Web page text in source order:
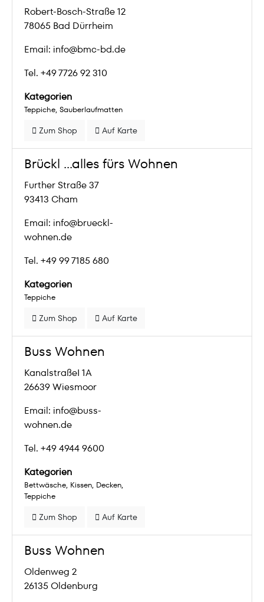
Robert-Bosch-Straße 12
78065 Bad Dürrheim
Email: info@bmc-bd.de
Tel. +49 7726 92 310
Kategorien
Teppiche Sauberlaufmatten
Zum Shop Auf Karte
Brückl ...alles fürs Wohnen
Further Straße 37
93413 Cham
Email: info@brueckl-
wohnen.de
Tel. +49 99 7185 680
Kategorien
Teppiche
Zum Shop Auf Karte
Buss Wohnen
KanalstraßeI 1A
26639 Wiesmoor
Email: info@buss-
wohnen.de
Tel. +49 4944 9600
Kategorien
Bettwäsche Kissen Decken
Teppiche
Zum Shop Auf Karte
Buss Wohnen
Oldenweg 2
26135 Oldenburg